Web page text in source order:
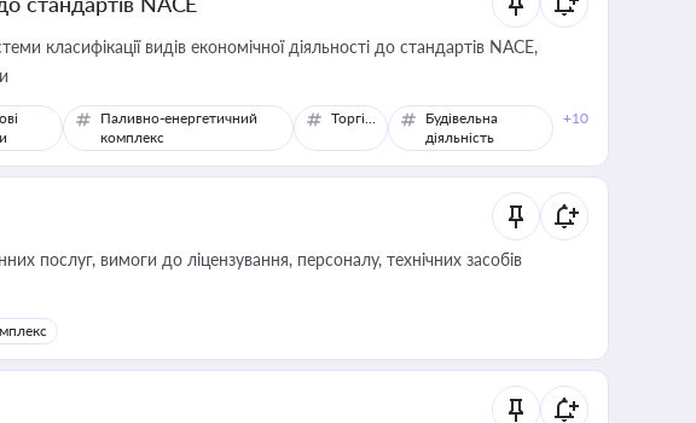
класифікації видів економічної діяльності до стандартів NACE,
Паливно-енергетичний
комплекс
Торгівля
Будівельна
діяльність
+10
послуг, вимоги до ліцензування, персоналу, технічних засобів